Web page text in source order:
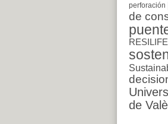
perforación
de
RESILIFE
de